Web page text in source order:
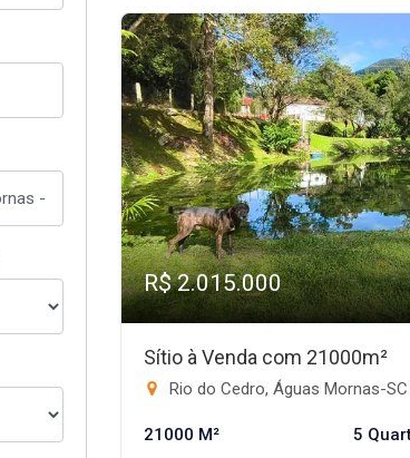
R$ 2.015.000
Sítio à Venda com 21000m²
Rio do Cedro, Águas Mornas-SC
21000 M² 5